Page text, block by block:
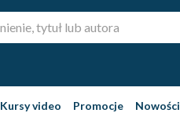
Kursy video Promocje Nowości